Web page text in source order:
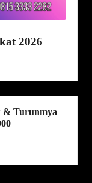
2026
& Turunmya